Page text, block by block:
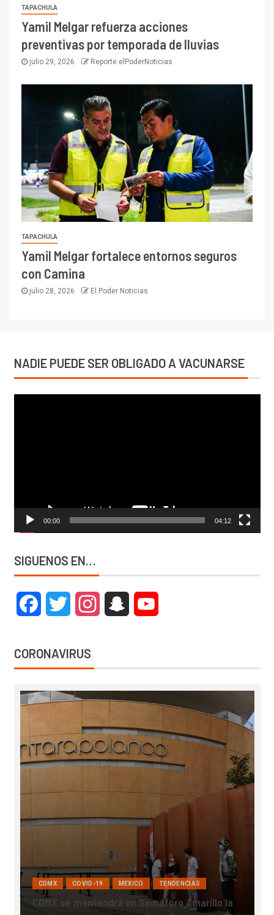
TAPACHULA
Yamil Melgar refuerza acciones
preventivas por temporada de lluvias
julio 29, 2026 Reporte elPoderNoticias
TAPACHULA
Yamil Melgar fortalece entornos seguros
con Camina
julio 28, 2026 El Poder Noticias
NADIE PUEDE SER OBLIGADO A VACUNARSE
00:00 04:12
SIGUENOS EN…
FacebookTwitter InstagramSnapchat
CORONAVIRUS
CDMX COVID-19 MEXICO TENDENCIAS
CDMX se mantendrá en Semáforo Amarillo la